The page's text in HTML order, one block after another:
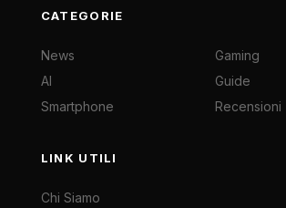
CATEGORIE
News
AI
Smartphone
Gaming
Guide
Recensioni
LINK UTILI
Chi Siamo